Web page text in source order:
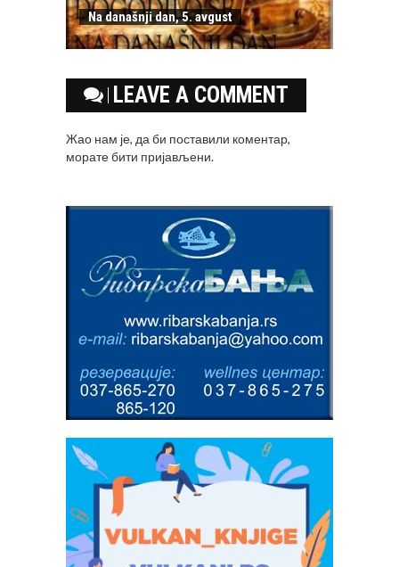
Na današnji dan, 5. avgust
LEAVE A COMMENT
Жао нам је, да би поставили коментар,
моратебити пријављени.